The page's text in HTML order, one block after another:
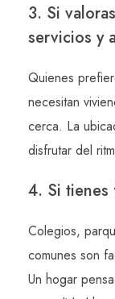
3. Si
servicios y
Quienes
necesitan
cerca. La
disfrutar del
4. Si tienes
Colegios,
comunes son
Un hogar